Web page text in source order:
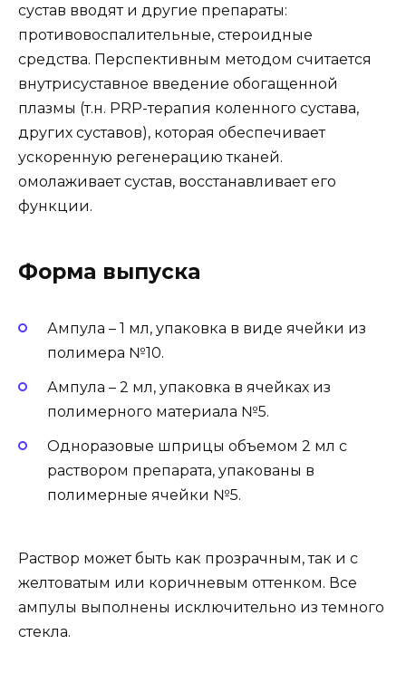
сустав вводят и другие препараты:
противовоспалительные, стероидные
средства. Перспективным методом считается
внутрисуставное введение обогащенной
плазмы (т.н. PRP-терапия коленного сустава,
других суставов), которая обеспечивает
ускоренную регенерацию тканей.
омолаживает сустав, восстанавливает его
функции.
Форма выпуска
Ампула – 1 мл, упаковка в виде ячейки из
полимера №10.
Ампула – 2 мл, упаковка в ячейках из
полимерного материала №5.
Одноразовые шприцы объемом 2 мл с
раствором препарата, упакованы в
полимерные ячейки №5.
Раствор может быть как прозрачным, так и с
желтоватым или коричневым оттенком. Все
ампулы выполнены исключительно из темного
стекла.